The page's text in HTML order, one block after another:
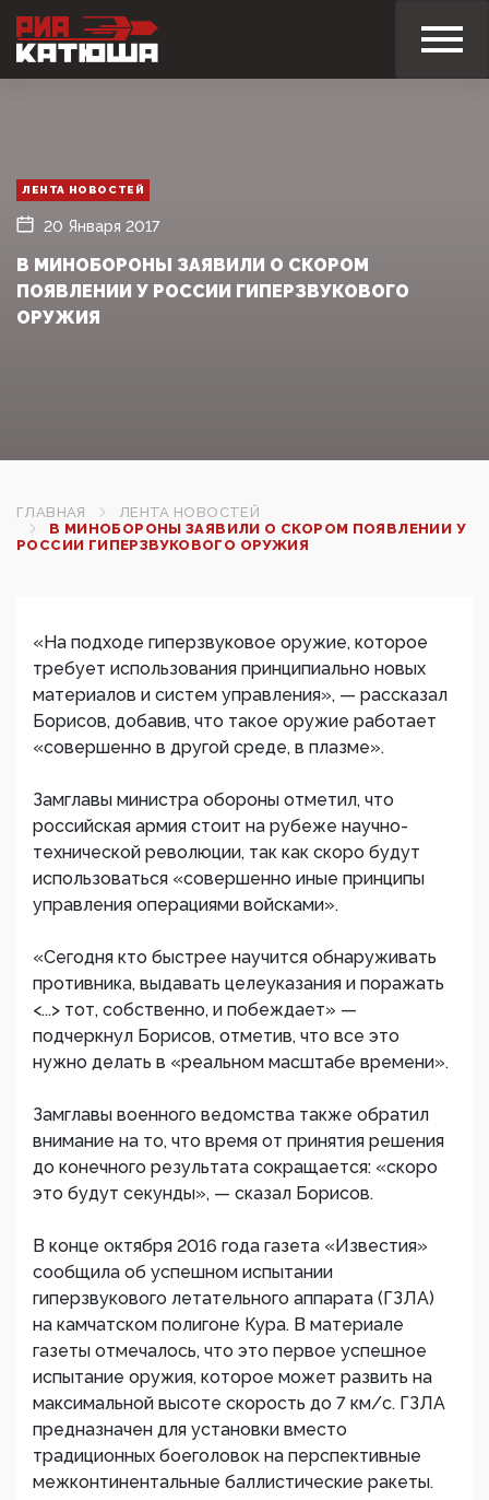
ЛЕНТА НОВОСТЕЙ
20 Января 2017
В МИНОБОРОНЫ ЗАЯВИЛИ О СКОРОМ
ПОЯВЛЕНИИ У РОССИИ ГИПЕРЗВУКОВОГО
ОРУЖИЯ‍
ГЛАВНАЯ
ЛЕНТА НОВОСТЕЙ
В МИНОБОРОНЫ ЗАЯВИЛИ О СКОРОМ ПОЯВЛЕНИИ У
РОССИИ ГИПЕРЗВУКОВОГО ОРУЖИЯ‍
«На подходе гиперзвуковое оружие, которое
требует использования принципиально новых
материалов и систем управления», — рассказал
Борисов, добавив, что такое оружие работает
«совершенно в другой среде, в плазме».
Замглавы министра обороны отметил, что
российская армия стоит на рубеже научно-
технической революции, так как скоро будут
использоваться «совершенно иные принципы
управления операциями войсками».
«Сегодня кто быстрее научится обнаруживать
противника, выдавать целеуказания и поражать
<...> тот, собственно, и побеждает» —
подчеркнул Борисов, отметив, что все это
нужно делать в «реальном ​масштабе времени».
Замглавы военного ведомства также обратил
внимание на то, что время от принятия решения
до конечного результата сокращается: «скоро
это будут секунды», — сказал Борисов.
В конце октября 2016 года газета «Известия»
сообщила об успешном испытании
гиперзвукового летательного аппарата (ГЗЛА)
на камчатском полигоне Кура. В материале
газеты отмечалось, что это первое успешное
испытание оружия, которое может развить на
максимальной высоте скорость до 7 км/с. ГЗЛА
предназначен для установки вместо
традиционных боеголовок на перспективные
межконтинентальные баллистические ракеты.